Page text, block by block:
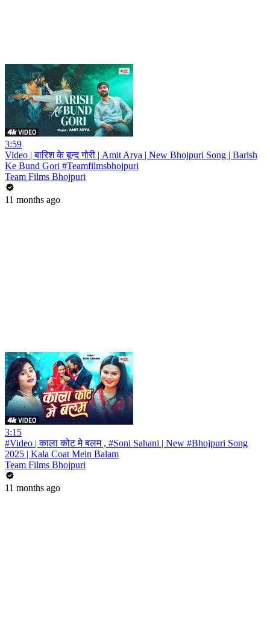
3:59
Video | बारिश के बून्द गोरी | Amit Arya | New Bhojpuri Song | Barish
Ke Bund Gori #Teamfilmsbhojpuri
Team Films Bhojpuri
11 months ago
3:15
#Video | काला कोट मे बलम , #Soni Sahani | New #Bhojpuri Song
2025 | Kala Coat Mein Balam
Team Films Bhojpuri
11 months ago